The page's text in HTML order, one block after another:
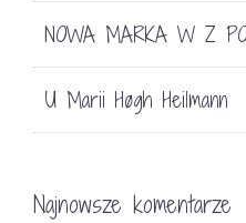
NOWA MARKA W Z
U Marii Høgh Heilmann
Najnowsze komentarze